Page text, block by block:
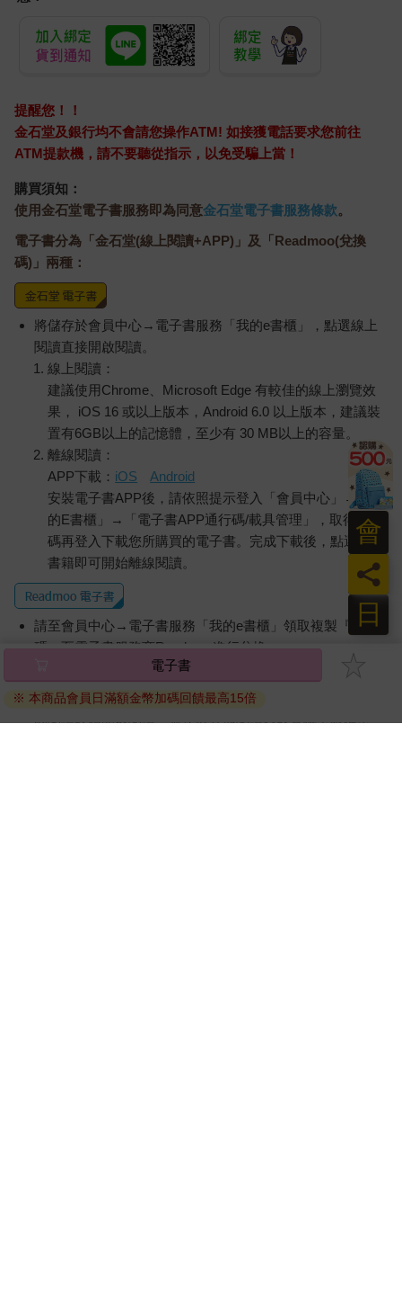
提醒您！！
金石堂及銀行均不會請您操作ATM! 如接獲電話要求您前往
ATM提款機，請不要聽從指示，以免受騙上當！
購買須知：
使用金石堂電子書服務即為同意金石堂電子書服務條款。
電子書分為「金石堂(線上閱讀+APP)」及「Readmoo(兌換
碼)」兩種：
將儲存於會員中心→電子書服務「我的e書櫃」，點選線上
閱讀直接開啟閱讀。
線上閱讀：
建議使用Chrome、Microsoft Edge 有較佳的線上瀏覽效
果， iOS 16 或以上版本，Android 6.0 以上版本，建議裝
置有6GB以上的記憶體，至少有 30 MB以上的容量。
離線閱讀：
APP下載： iOS
Android
安裝電子書APP後，請依照提示登入「會員中心」→「我
的E書櫃」→「電子書APP通行碼/載具管理」，取得通行
碼再登入下載您所購買的電子書。完成下載後，點選任一
書籍即可開始離線閱讀。
請至會員中心→電子書服務「我的e書櫃」領取複製『兌換
碼』至電子書服務商Readmoo進行兌換。
退換貨須知：
因版權保護，您在金石堂所購買的電子書僅能以金石堂專屬
的閱讀軟體開啟閱讀，無法以其他閱讀器或直接下載檔案。
電子書
※ 本商品會員日滿額金幣加碼回饋最高15倍
日
員
會